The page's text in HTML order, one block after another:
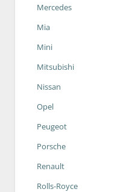
Mercedes
Mia
Mini
Mitsubishi
Nissan
Opel
Peugeot
Porsche
Renault
Rolls-Royce